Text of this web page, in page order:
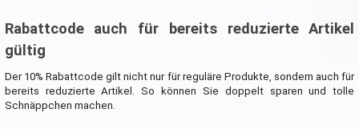
Rabattcode auch für bereits reduzierte Artikel
gültig
Der 10% Rabattcode gilt nicht nur für reguläre Produkte, sondern auch für
bereits reduzierte Artikel. So können Sie doppelt sparen und tolle
Schnäppchen machen.